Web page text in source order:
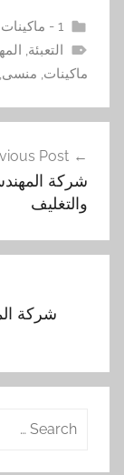
1 - ماكينات تغليف بالفاكيوم
التعبئة,
ماكينات, منسى,
المقالات
Post
شركة
والتغليف
شركة
Search